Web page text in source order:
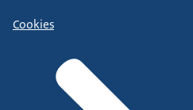
Cookies